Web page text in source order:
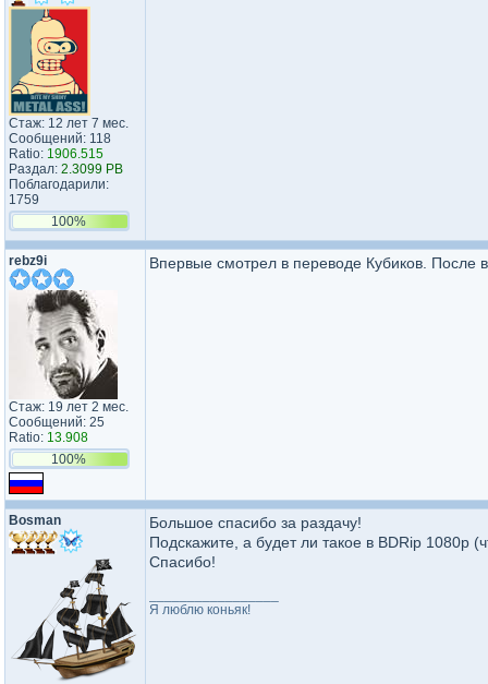
Стаж: 12 лет 7 мес.
Сообщений: 118
Ratio: 1906.515
Раздал: 2.3099 PB
Поблагодарили:
1759
100%
rebz9i
Стаж: 19 лет 2 мес.
Сообщений: 25
Ratio: 13.908
100%
Впервые смотрел в переводе Кубиков. После
Bosman
Большое спасибо за раздачу!
Подскажите, а будет ли такое в BDRip 1080p
Спасибо!
Я люблю коньяк!